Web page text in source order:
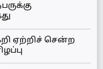
ஏற்றிச் சென்ற